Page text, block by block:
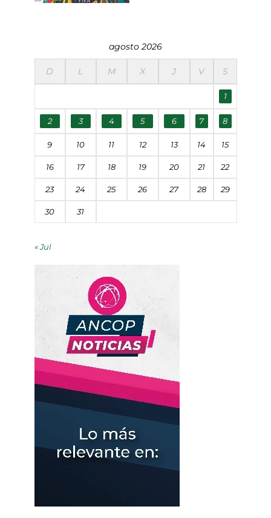
agosto 2026
D L M X J V S
1
2 3 4 5 6 7 8
9 10 11 12 13 14 15
16 17 18 19 20 21 22
23 24 25 26 27 28 29
30 31
« Jul